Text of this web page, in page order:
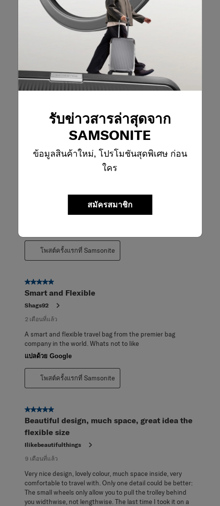
รับข่าวสารล่าสุดจาก
SAMSONITE
ข้อมูลสินค้าใหม่, โปรโมชันสุดพิเศษ ก่อน
ใคร
สมัครสมาชิก
Mirna
5 วันที่แล้ว
My favorite luggage ever. Versitile, compact, expands on
demand, water resistant. It's fantastic. It doesn't lock, I
5 จาก 5 ดาว
Great quality and excellent design
Foldinglikeagoodun
หนึ่งเดือนที่แล้ว
Really good quality and folds up to a small size for storage.
โพสต์ครั้งแรกที่ Samsonite
5 จาก 5 ดาว
Smart and Flexible
Shags92
2 เดือนที่แล้ว
A smart and flexible travel bag from the premier bag
company in the world. Whats not to like
แปลด้วย Google
โพสต์ครั้งแรกที่ Samsonite
5 จาก 5 ดาว
Beautiful design, much space, great idea the
flexible size
Ilikebeautifulthings
9 เดือนที่แล้ว
Very nice design, lovely colour, much space inside, very
comfortable to travel with. Only one detail could be better:
The small wheels only allow you to pull the trolley behind
you widthwise, not lengthwise. The last time I took it on a